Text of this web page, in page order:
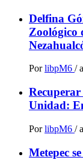
Delfina
Zoológico
Por libpM6 /
Unidad:
Por libpM6 /
Metepec